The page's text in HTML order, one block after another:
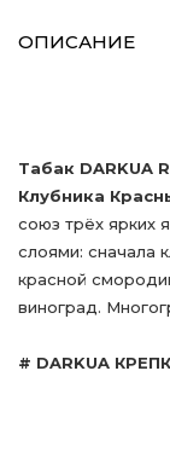
ОПИСАНИЕ
Табак DARKUA
Клубника
союз трёх ярких
слоями: сначала
красной
виноград.
# DARKUA